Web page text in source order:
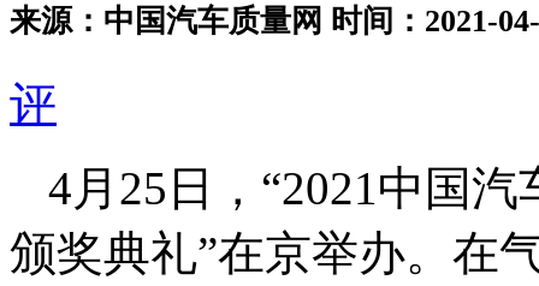
来源：中国汽车质量网 时间：2021-
评
4月25日，“2021中国
颁奖典礼”在京举办。在